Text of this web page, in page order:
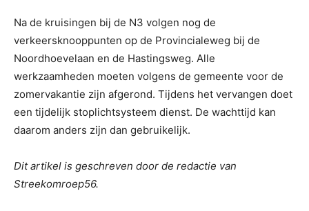
Na de kruisingen bij de N3 volgen nog de
verkeersknooppunten op de Provincialeweg bij de
Noordhoevelaan en de Hastingsweg. Alle
werkzaamheden moeten volgens de gemeente voor de
zomervakantie zijn afgerond. Tijdens het vervangen doet
een tijdelijk stoplichtsysteem dienst. De wachttijd kan
daarom anders zijn dan gebruikelijk.
Dit artikel is geschreven door de redactie van
Streekomroep56.